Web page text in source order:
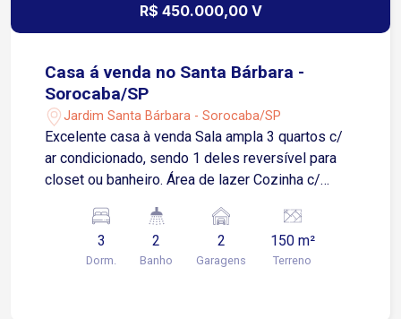
R$ 450.000,00 V
Casa á venda no Santa Bárbara -
Sorocaba/SP
Jardim Santa Bárbara - Sorocaba/SP
Excelente casa à venda Sala ampla 3 quartos c/
ar condicionado, sendo 1 deles reversível para
closet ou banheiro. Área de lazer Cozinha c/
c/ portão automatizado Quintal c/ lavanderia,
despensa e 1 banheiro.
3
Dorm.
2
Banho
2
Garagens
150 m²
Terreno